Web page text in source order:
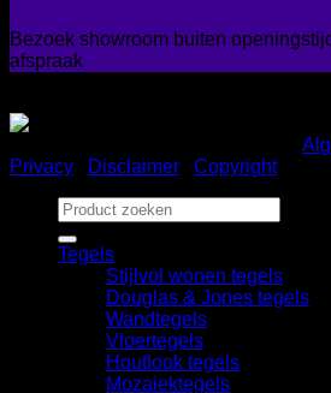
Bezoek showroom buiten
afspraak
Privacy
Disclaimer
Copyright
Zoeken
naar:
Tegels
Stijlvol wonen tegels
Douglas & Jones tegels
Wandtegels
Vloertegels
Houtlook tegels
Mozaiektegels